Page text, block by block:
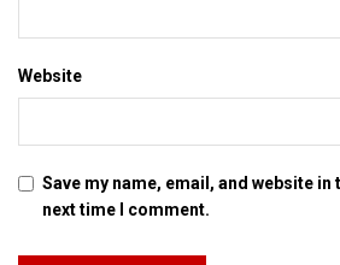
Website
Save my name, email, and website
next time I comment.